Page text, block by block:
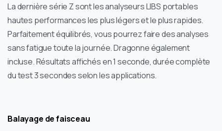
La dernière série Z sont les analyseurs LIBS portables
hautes performances les plus légers et le plus rapides.
Parfaitement équilibrés, vous pourrez faire des analyses
sans fatigue toute la journée. Dragonne également
incluse. Résultats affichés en 1 seconde, durée complète
du test 3 secondes selon les applications.
Balayage de faisceau